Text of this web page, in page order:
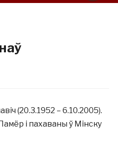
(20.3.1952 – 6.10.2005).
і пахаваны ў Мінску